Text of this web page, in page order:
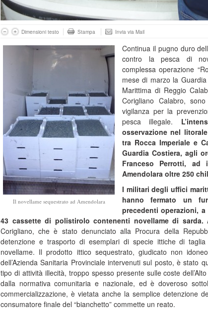
Dimensioni testo Stampa Invia via Mail
Il novellame sequestrato ad Amendolara
Continua il pugno duro
contro la pesca di
complessa operazione
mese di marzo la
Marittima di Reggio
Corigliano Calabro,
vigilanza per la
pesca illegale.
osservazione nel
tra Rocca Imperiale e
Guardia Costiera, agli
Franceso Perrotti, ad
Amendolara oltre 250
I militari degli uffici
hanno fermato un
precedenti operazioni,
43 cassette di polistirolo contenenti novellame di sarda.
Corigliano, che è stato denunciato alla Procura della
detenzione e trasporto di esemplari di specie ittiche di
novellame. Il prodotto ittico sequestrato, giudicato non
dell’Azienda Sanitaria Provinciale intervenuti sul posto, è stato
tipo di attività illecità, troppo spesso presente sulle coste
dalla normativa comunitaria e nazionale, ed è doveroso
commercializzazione, è vietata anche la semplice detenzione
consumatore finale del “bianchetto” commette un reato.